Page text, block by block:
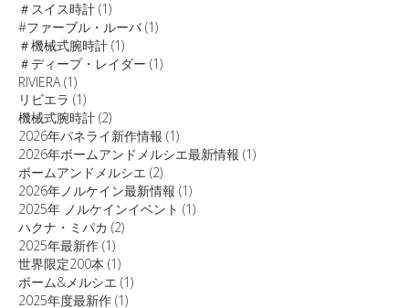
＃スイス時計 (1)
#ファーブル・ルーバ(1)
＃機械式腕時計 (1)
＃ディープ・レイダー (1)
RIVIERA(1)
リビエラ (1)
機械式腕時計 (2)
2026年パネライ新作情報 (1)
2026年ボームアンドメルシエ最新情報 (1)
ボームアンドメルシエ (2)
2026年ノルケイン最新情報 (1)
2025年 ノルケインイベント (1)
ハクナ・ミパカ (2)
2025年最新作 (1)
世界限定200本 (1)
ボーム&メルシエ (1)
2025年度最新作 (1)